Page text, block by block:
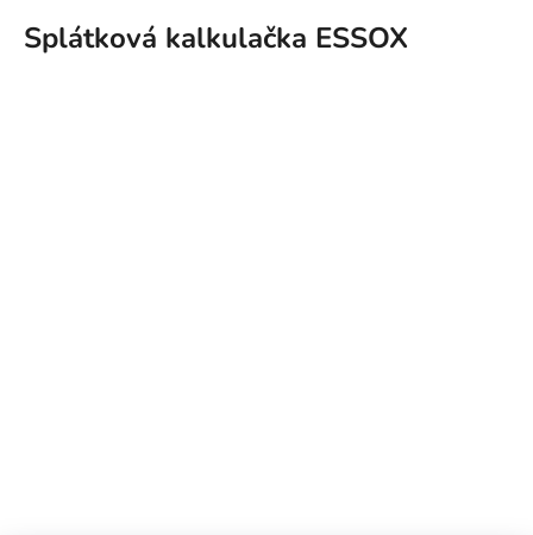
Splátková kalkulačka ESSOX